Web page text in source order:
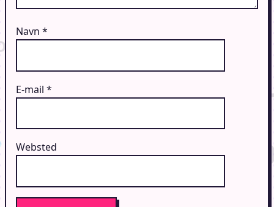
Navn *
E-mail *
Websted